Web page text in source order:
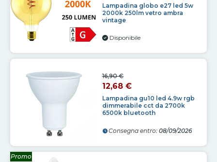
Lampadina globo e27 led 5w
2000k 250lm vetro ambra
vintage
Disponibile
Lampadina gu10 led 4.9w rgb
dimmerabile cct da 2700k
6500k bluetooth
16,90 €
12,68 €
Consegna entro: 08/09/2026
Promo